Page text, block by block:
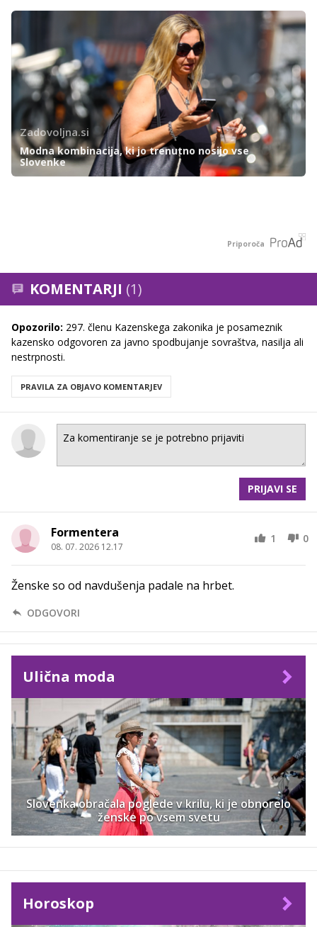
Zadovoljna.si
Modna kombinacija, ki jo trenutno nosijo vse
Slovenke
Priporoča
KOMENTARJI (1)
Opozorilo: 297. členu Kazenskega zakonika je posameznik
kazensko odgovoren za javno spodbujanje sovraštva, nasilja ali
nestrpnosti.
PRAVILA ZA OBJAVO KOMENTARJEV
PRIJAVI SE
Formentera
08. 07. 2026 12.17
1 0
Ženske so od navdušenja padale na hrbet.
ODGOVORI
Ulična moda
Slovenka obračala poglede v krilu, ki je obnorelo
ženske po vsem svetu
Horoskop